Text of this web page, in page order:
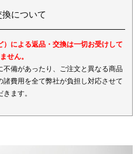
について
による返品・交換は一切お受けして
せん。
あったり、ご注文と異なる商品
費用を全て弊社が負担し対応させて
きます。